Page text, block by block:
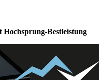
Hochsprung-Bestleistung